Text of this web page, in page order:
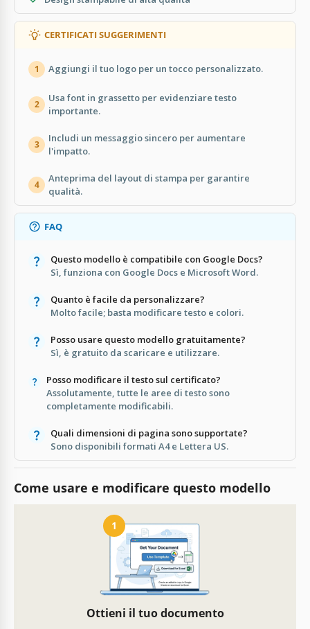
CERTIFICATI SUGGERIMENTI
1 Aggiungi il tuo logo per un tocco personalizzato.
2
Usa font in grassetto per evidenziare testo
importante.
3
Includi un messaggio sincero per aumentare
l'impatto.
4
Anteprima del layout di stampa per garantire
qualità.
FAQ
Questo modello è compatibile con Google Docs?
Sì, funziona con Google Docs e Microsoft Word.
Quanto è facile da personalizzare?
Molto facile; basta modificare testo e colori.
Posso usare questo modello gratuitamente?
Sì, è gratuito da scaricare e utilizzare.
Posso modificare il testo sul certificato?
Assolutamente, tutte le aree di testo sono
completamente modificabili.
Quali dimensioni di pagina sono supportate?
Sono disponibili formati A4 e Lettera US.
Come usare e modificare questo modello
1
Ottieni il tuo documento